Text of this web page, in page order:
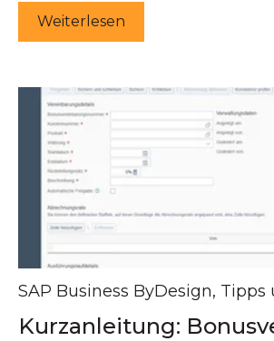
Weiterlesen
SAP Business ByDesign, Tipps
Kurzanleitung: